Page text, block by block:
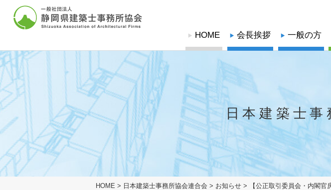
グローバルナビ
HOME 会長挨拶 一般の方
協会概要
建築士事務所とは
業務の流れ
建築相談窓口
建築相談窓口
定期無料建築相談会
苦情解決相談依頼
建築物等調査依頼
協会概要
建築士事務所とは
業務の流れ
入会案内
協会への入会方法
建築士事務所登録関係
建築士事務所登録関係
登録の申請（新規・更新）
登録変更の届出
廃業等の届出
登録証明書・閲覧
建築士法
設計等の業務に関する報告書
耐震評定
耐震評定関
省エネ業務
日本建築士
HOME > 日本建築士事務所協会連合会 > お知らせ > 【公正取引委員会・内閣